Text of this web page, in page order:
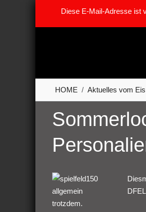
Diese E-Mail-Adresse ist
HOME Aktuelles vom Eis
DFEL
trotzdem.